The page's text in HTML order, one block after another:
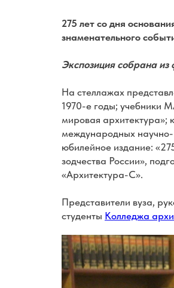
275 лет со дня
знаменательного
Экспозиция собрана
На стеллажах
1970-е годы; учебники
мировая архитектура»;
международных
юбилейное издание:
зодчества России»,
«Архитектура-С».
Представители вуза,
студенты Колледжа